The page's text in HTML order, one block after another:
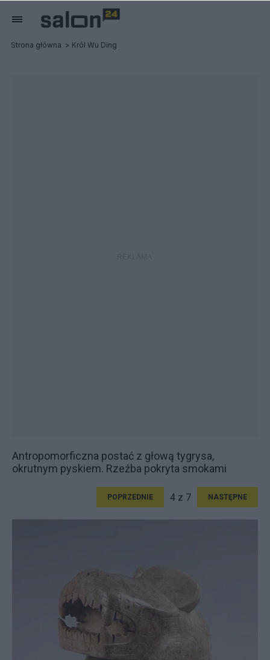
Strona główna Król Wu Ding
Antropomorficzna postać z głową tygrysa,
okrutnym pyskiem. Rzeźba pokryta smokami
POPRZEDNIE 4 z 7 NASTĘPNE